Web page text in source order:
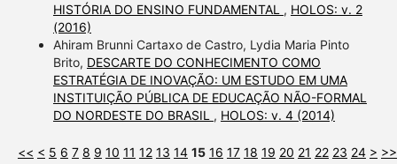
HISTÓRIA DO ENSINO FUNDAMENTAL , HOLOS: v. 2
(2016)
Ahiram Brunni Cartaxo de Castro, Lydia Maria Pinto
Brito, DESCARTE DO CONHECIMENTO COMO
ESTRATÉGIA DE INOVAÇÃO: UM ESTUDO EM UMA
INSTITUIÇÃO PÚBLICA DE EDUCAÇÃO NÃO-FORMAL
DO NORDESTE DO BRASIL , HOLOS: v. 4 (2014)
<< < 5 6 7 8 9 10 11 12 13 14 15 16 17 18 19 20 21 22 23 24 > >>